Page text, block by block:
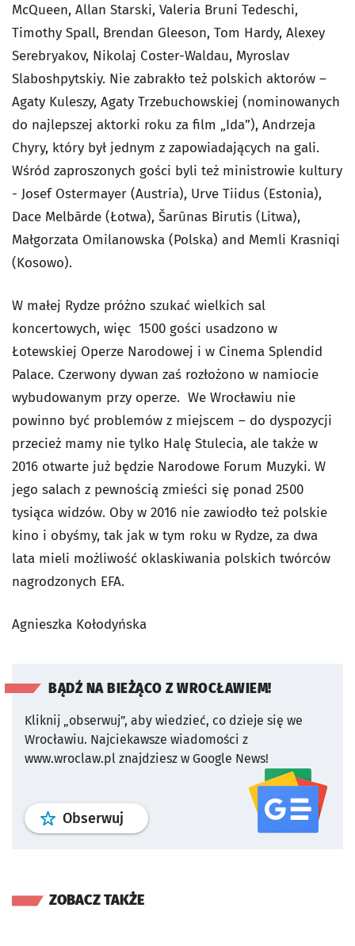
McQueen, Allan Starski, Valeria Bruni Tedeschi,
Timothy Spall, Brendan Gleeson, Tom Hardy, Alexey
Serebryakov, Nikolaj Coster-Waldau, Myroslav
Slaboshpytskiy. Nie zabrakło też polskich aktorów –
Agaty Kuleszy, Agaty Trzebuchowskiej (nominowanych
do najlepszej aktorki roku za film „Ida”), Andrzeja
Chyry, który był jednym z zapowiadających na gali.
Wśród zaproszonych gości byli też ministrowie kultury
- Josef Ostermayer (Austria), Urve Tiidus (Estonia),
Dace Melbārde (Łotwa), Šarūnas Birutis (Litwa),
Małgorzata Omilanowska (Polska) and Memli Krasniqi
(Kosowo).
W małej Rydze próżno szukać wielkich sal
koncertowych, więc 1500 gości usadzono w
Łotewskiej Operze Narodowej i w Cinema Splendid
Palace. Czerwony dywan zaś rozłożono w namiocie
wybudowanym przy operze. We Wrocławiu nie
powinno być problemów z miejscem – do dyspozycji
przecież mamy nie tylko Halę Stulecia, ale także w
2016 otwarte już będzie Narodowe Forum Muzyki. W
jego salach z pewnością zmieści się ponad 2500
tysiąca widzów. Oby w 2016 nie zawiodło też polskie
kino i obyśmy, tak jak w tym roku w Rydze, za dwa
lata mieli możliwość oklaskiwania polskich twórców
nagrodzonych EFA.
Agnieszka Kołodyńska
BĄDŹ NA BIEŻĄCO Z WROCŁAWIEM!
Kliknij „obserwuj”, aby wiedzieć, co dzieje się we
Wrocławiu. Najciekawsze wiadomości z
www.wroclaw.pl znajdziesz w Google News!
Obserwuj profil serwisu
ZOBACZ TAKŻE